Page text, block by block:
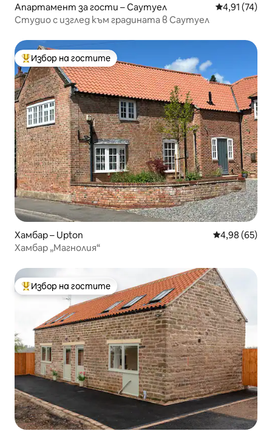
Апартамент за гости – Саутуел Средна
4,91 (74)
Студио с изглед към градината в Саутуел
Най-популярен избор на гостите
Избор на гостите
Хамбар – Upton Средна
4,98 (65)
Хамбар „Магнолия“
Най-популярен избор на гостите
Избор на гостите